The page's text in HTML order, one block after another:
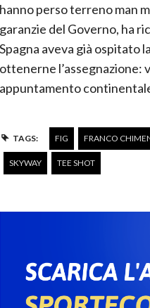
hanno perso terreno man
garanzie del Governo, ha
Spagna aveva già ospitato
ottenerne l’assegnazione:
appuntamento
TAGS: FIG FRANCO
SKYWAY TEE SHOT